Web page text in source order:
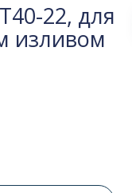
22, для
изливом